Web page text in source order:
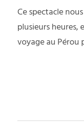
Ce spectacle
plusieurs heures,
voyage au Pérou